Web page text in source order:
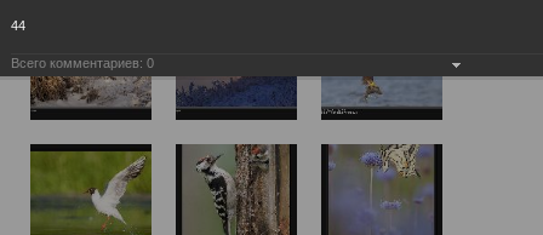
44
Всего комментариев: 0